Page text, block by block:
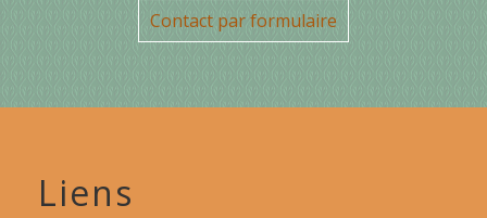
Contact par formulaire
Liens